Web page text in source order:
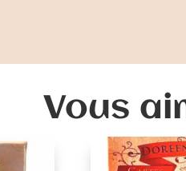
Vous